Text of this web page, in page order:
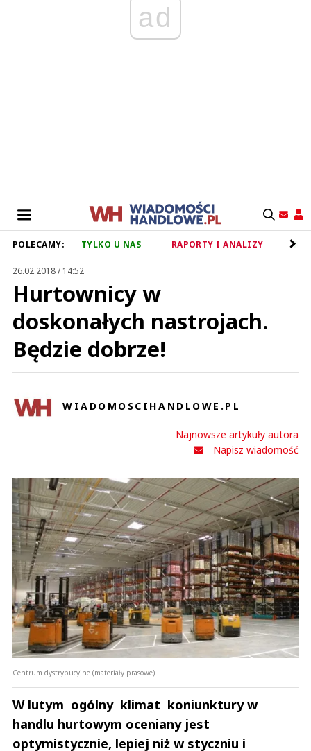
ad
POLECAMY: TYLKO U NAS RAPORTY I ANALIZY
26.02.2018 / 14:52
Hurtownicy w
doskonałych nastrojach.
Będzie dobrze!
WIADOMOSCIHANDLOWE.PL
Najnowsze artykuły autora
Napisz wiadomość
Centrum dystrybucyjne (materiały prasowe)
W lutym ogólny klimat koniunktury w
handlu hurtowym oceniany jest
optymistycznie, lepiej niż w styczniu i